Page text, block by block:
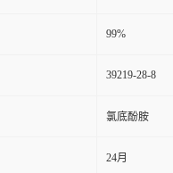
99%
39219-28-8
氯底酚胺
24月